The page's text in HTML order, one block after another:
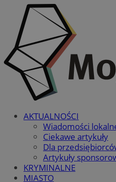
AKTUALNOŚCI
Wiadomości
Ciekawe artykuły
Dla
Artykuły
KRYMINALNE
MIASTO